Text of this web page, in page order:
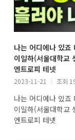
나는 어디에나 있죠
이일하(서울대학교
엔트로피 테넷
2023-11-21 l 조회
나는 어디에나 있죠
이일하(서울대학교
엔트로피 테넷